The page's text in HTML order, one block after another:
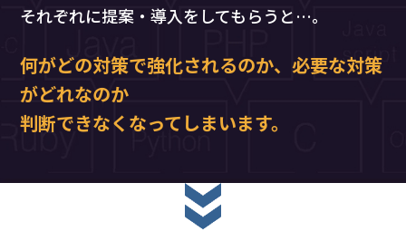
それぞれに提案・導入をしてもらうと…。
何がどの対策で強化されるのか、必要な対策
がどれなのか
判断できなくなってしまいます。